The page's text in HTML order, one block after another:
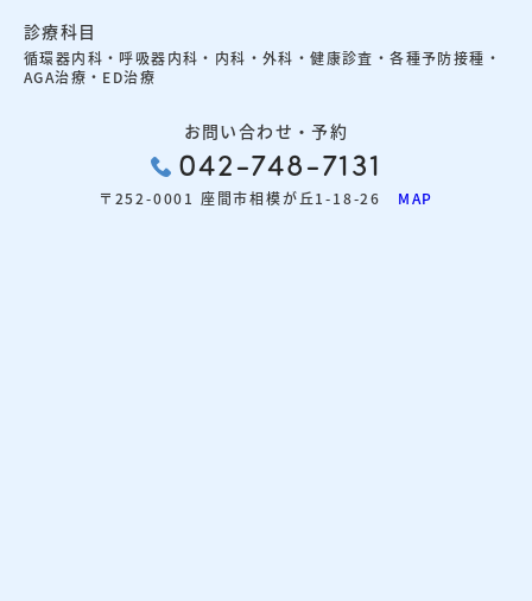
診療科目
循環器内科・呼吸器内科・内科・外科・健康診査・各種予防接種・
AGA治療・ED治療
お問い合わせ・予約
042-748-7131
〒252-0001 座間市相模が丘1-18-26 MAP